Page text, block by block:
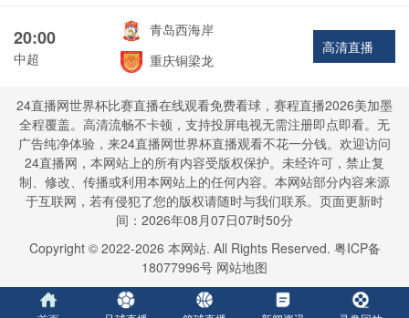
20:00
中超
青岛西海岸
重庆铜梁龙
高清直播
24直播网世界杯比赛直播在线观看免费看球，赛程直播2026美加墨
全程覆盖。高清流畅不卡顿，支持投屏电视无需注册即点即看。无
广告纯净体验，来24直播网世界杯直播观看不花一分钱。欢迎访问
24直播网，本网站上的所有内容受版权保护。未经许可，禁止复
制、修改、传播或利用本网站上的任何内容。本网站部分内容来源
于互联网，若有侵犯了您的版权请随时与我们联系。页面更新时
间：2026年08月07日07时50分
Copyright © 2022-2026 本网站. All Rights Reserved. 粤ICP备
18077996号 网站地图